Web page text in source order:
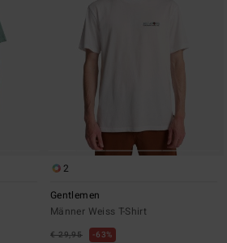
2
Gentlemen
Männer Weiss T-Shirt
€ 29,95 63%